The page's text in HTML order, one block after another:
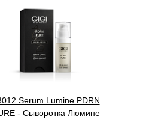
Serum Lumine PDRN
- Сыворотка Люмине